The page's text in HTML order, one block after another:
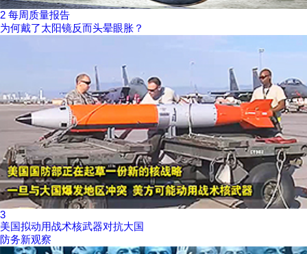
2 每周质量报告
为何戴了太阳镜反而头晕眼胀？
3
美国拟动用战术核武器对抗大国
防务新观察